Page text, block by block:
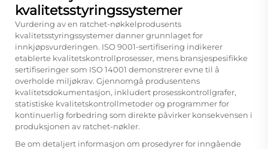
kvalitetsstyringssystemer
Vurdering av en ratchet-nøkkelprodusents
kvalitetsstyringssystemer danner grunnlaget for
innkjøpsvurderingen. ISO 9001-sertifisering indikerer
etablerte kvalitetskontrollprosesser, mens bransjespesifikke
sertifiseringer som ISO 14001 demonstrerer evne til å
overholde miljøkrav. Gjennomgå produsentens
kvalitetsdokumentasjon, inkludert prosesskontrollgrafer,
statistiske kvalitetskontrollmetoder og programmer for
kontinuerlig forbedring som direkte påvirker konsekvensen i
produksjonen av ratchet-nøkler.
Be om detaljert informasjon om prosedyrer for inngående